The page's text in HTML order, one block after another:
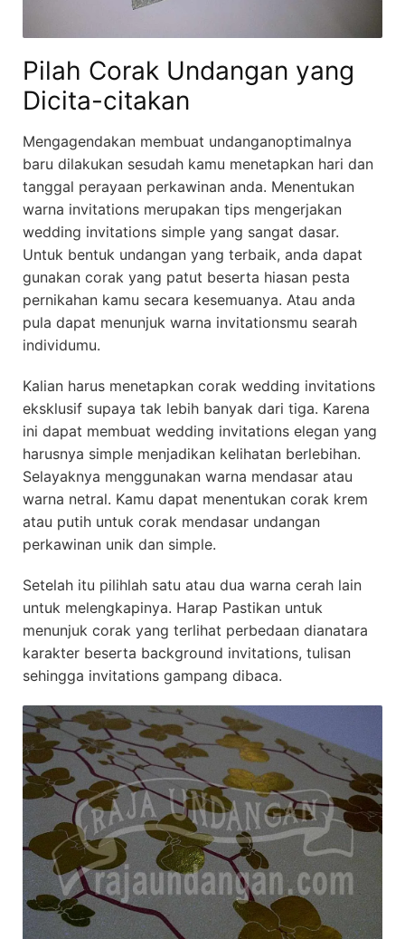
Pilah Corak Undangan yang
Dicita-citakan
Mengagendakan membuat undanganoptimalnya
baru dilakukan sesudah kamu menetapkan hari dan
tanggal perayaan perkawinan anda. Menentukan
warna invitations merupakan tips mengerjakan
wedding invitations simple yang sangat dasar.
Untuk bentuk undangan yang terbaik, anda dapat
gunakan corak yang patut beserta hiasan pesta
pernikahan kamu secara kesemuanya. Atau anda
pula dapat menunjuk warna invitationsmu searah
individumu.
Kalian harus menetapkan corak wedding invitations
eksklusif supaya tak lebih banyak dari tiga. Karena
ini dapat membuat wedding invitations elegan yang
harusnya simple menjadikan kelihatan berlebihan.
Selayaknya menggunakan warna mendasar atau
warna netral. Kamu dapat menentukan corak krem
atau putih untuk corak mendasar undangan
perkawinan unik dan simple.
Setelah itu pilihlah satu atau dua warna cerah lain
untuk melengkapinya. Harap Pastikan untuk
menunjuk corak yang terlihat perbedaan dianatara
karakter beserta background invitations, tulisan
sehingga invitations gampang dibaca.